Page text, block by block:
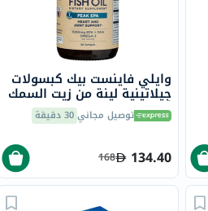
وايلي فاينست بيك كبسولات
جيلاتينية لينة من زيت السمك
أوميغا 3 بتركيز 1000 ملجم
من حمض إيكوسابنتينويك
توصيل مجاني30 دقيقة
134.40
168